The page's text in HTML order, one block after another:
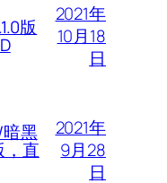
版
2021年
10月18
日
黑
，直
2021年
9月28
日